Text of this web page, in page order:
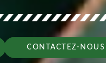
CONTACTEZ-NOUS